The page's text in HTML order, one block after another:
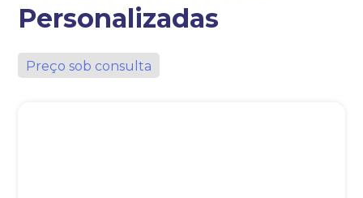
Personalizadas
Preço sob consulta